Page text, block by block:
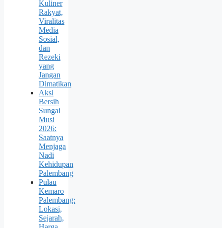
Kuliner
Rakyat,
Viralitas
Media
Sosial,
dan
Rezeki
yang
Jangan
Dimatikan
Aksi
Bersih
Sungai
Musi
2026:
Saatnya
Menjaga
Nadi
Kehidupan
Palembang
Pulau
Kemaro
Palembang:
Lokasi,
Sejarah,